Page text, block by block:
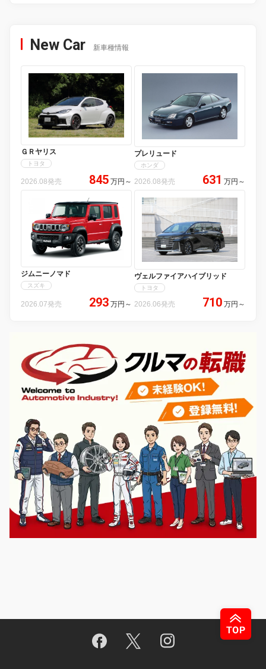
New Car 新車種情報
ＧＲヤリス
トヨタ
2026.08発売 845 万円 ～
プレリュード
ホンダ
2026.08発売 631 万円 ～
ジムニーノマド
スズキ
2026.07発売 293 万円 ～
ヴェルファイアハイブリッド
トヨタ
2026.06発売 710 万円 ～